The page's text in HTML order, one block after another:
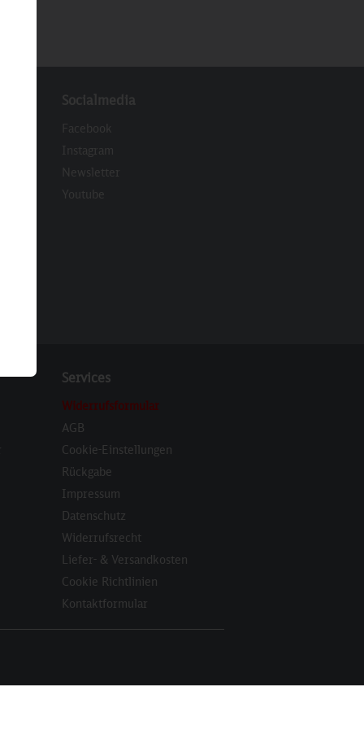
Socialmedia
Facebook
Instagram
Newsletter
Youtube
Services
Widerrufsformular
AGB
Cookie-Einstellungen
Rückgabe
Impressum
Datenschutz
Widerrufsrecht
Liefer- & Versandkosten
Cookie Richtlinien
Kontaktformular